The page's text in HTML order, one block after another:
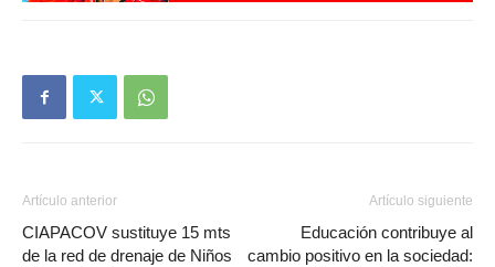
Artículo anterior
CIAPACOV sustituye 15 mts
de la red de drenaje de Niños
Artículo siguiente
Educación contribuye al
cambio positivo en la sociedad: